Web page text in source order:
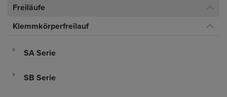
Freiläufe
Klemmkörperfreilauf
SA Serie
SB Serie